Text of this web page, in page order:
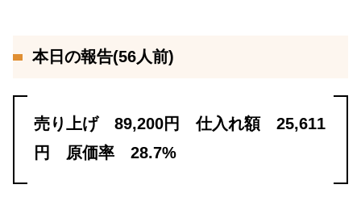
本日の報告(56人前)
売り上げ 89,200円 仕入れ額 25,611
円 原価率 28.7%